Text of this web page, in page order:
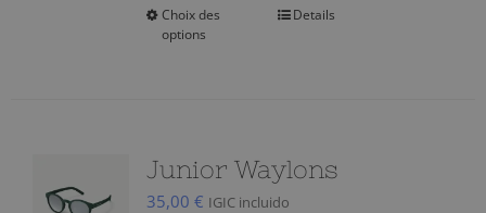
Choix des
options
Ce
Les
Details
Junior Waylons
35,00 € IGIC incluido